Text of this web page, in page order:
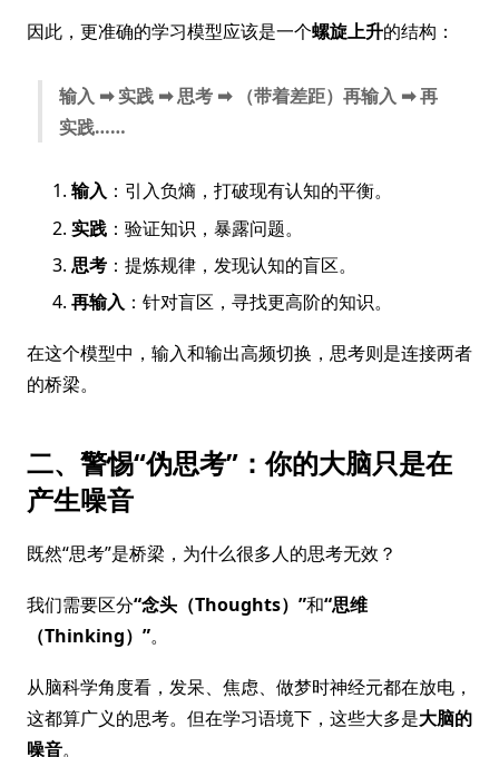
因此，更准确的学习模型应该是一个螺旋上升的结构：
输入 ➡ 实践 ➡ 思考 ➡ （带着差距）再输入 ➡ 再
实践……
输入 ：引入负熵，打破现有认知的平衡。
实践 ：验证知识，暴露问题。
思考 ：提炼规律，发现认知的盲区。
再输入 ：针对盲区，寻找更高阶的知识。
在这个模型中，输入和输出高频切换，思考则是连接两者
的桥梁。
二、警惕“伪思考”：你的大脑只是在
产生噪音
既然“思考”是桥梁，为什么很多人的思考无效？
我们需要区分“念头（Thoughts）”和“思维
（Thinking）”。
从脑科学角度看，发呆、焦虑、做梦时神经元都在放电，
这都算广义的思考。但在学习语境下，这些大多是大脑的
噪音。